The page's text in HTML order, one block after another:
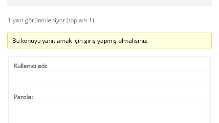
1 yazı görüntüleniyor (toplam 1)
Bu konuyu yanıtlamak için giriş yapmış olmalısınız.
Kullanıcı adı:
Parola: